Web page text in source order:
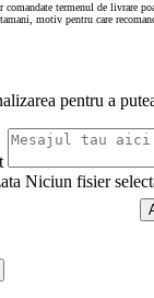
termenul de livrare
motiv pentru care
pentru a
Niciun fisier